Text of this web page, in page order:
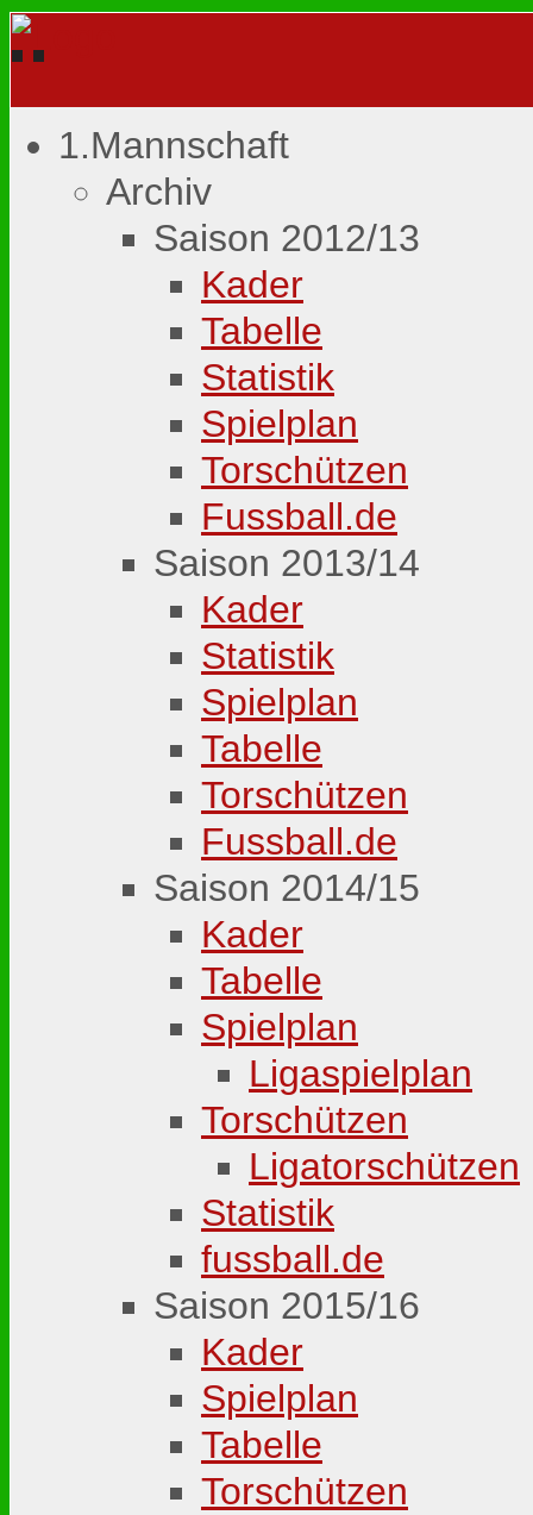
1.Mannschaft
Archiv
Saison 2012/13
Kader
Tabelle
Statistik
Spielplan
Torschützen
Fussball.de
Saison 2013/14
Kader
Statistik
Spielplan
Tabelle
Torschützen
Fussball.de
Saison 2014/15
Kader
Tabelle
Spielplan
Ligaspielplan
Torschützen
Ligatorschützen
Statistik
fussball.de
Saison 2015/16
Kader
Spielplan
Tabelle
Torschützen